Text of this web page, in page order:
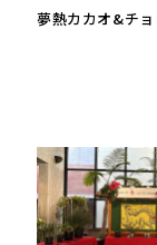
夢熱カカオ&チ